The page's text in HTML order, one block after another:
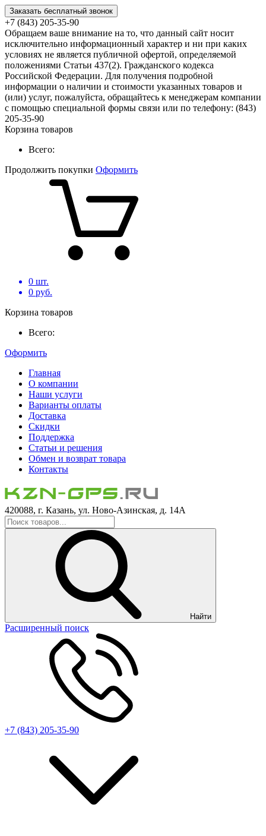
Заказать бесплатный звонок
+7 (843) 205-35-90
Обращаем ваше внимание на то, что данный сайт носит
исключительно информационный характер и ни при каких
условиях не является публичной офертой, определяемой
положениями Статьи 437(2). Гражданского кодекса
Российской Федерации. Для получения подробной
информации о наличии и стоимости указанных товаров и
(или) услуг, пожалуйста, обращайтесь к менеджерам компании
с помощью специальной формы связи или по телефону: (843)
205-35-90
Корзина товаров
Всего:
Продолжить покупки Оформить
0 шт.
0 руб.
Корзина товаров
Всего:
Оформить
Главная
О компании
Наши услуги
Варианты оплаты
Доставка
Скидки
Поддержка
Статьи и решения
Обмен и возврат товара
Контакты
420088, г. Казань, ул. Ново-Азинская, д. 14А
Найти
Расширенный поиск
+7 (843) 205-35-90